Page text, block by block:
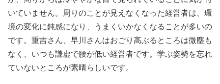
いていません。周りのことが見えなくなった経営者は、環
境の変化に鈍感になり、うまくいかなくなることが多いの
です。重吉さん、早川さんはおごり高ぶるところは微塵も
なく、いつも謙虚で腰が低い経営者です。学ぶ姿勢を忘れ
ていないところが素晴らしいです。